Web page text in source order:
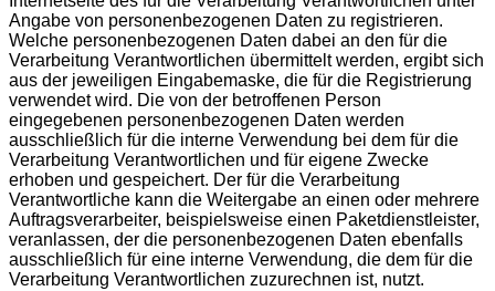
Angabe von personenbezogenen Daten zu registrieren.
Welche personenbezogenen Daten dabei an den für die
Verarbeitung Verantwortlichen übermittelt werden, ergibt sich
aus der jeweiligen Eingabemaske, die für die Registrierung
verwendet wird. Die von der betroffenen Person
eingegebenen personenbezogenen Daten werden
ausschließlich für die interne Verwendung bei dem für die
Verarbeitung Verantwortlichen und für eigene Zwecke
erhoben und gespeichert. Der für die Verarbeitung
Verantwortliche kann die Weitergabe an einen oder mehrere
Auftragsverarbeiter, beispielsweise einen Paketdienstleister,
veranlassen, der die personenbezogenen Daten ebenfalls
ausschließlich für eine interne Verwendung, die dem für die
Verarbeitung Verantwortlichen zuzurechnen ist, nutzt.